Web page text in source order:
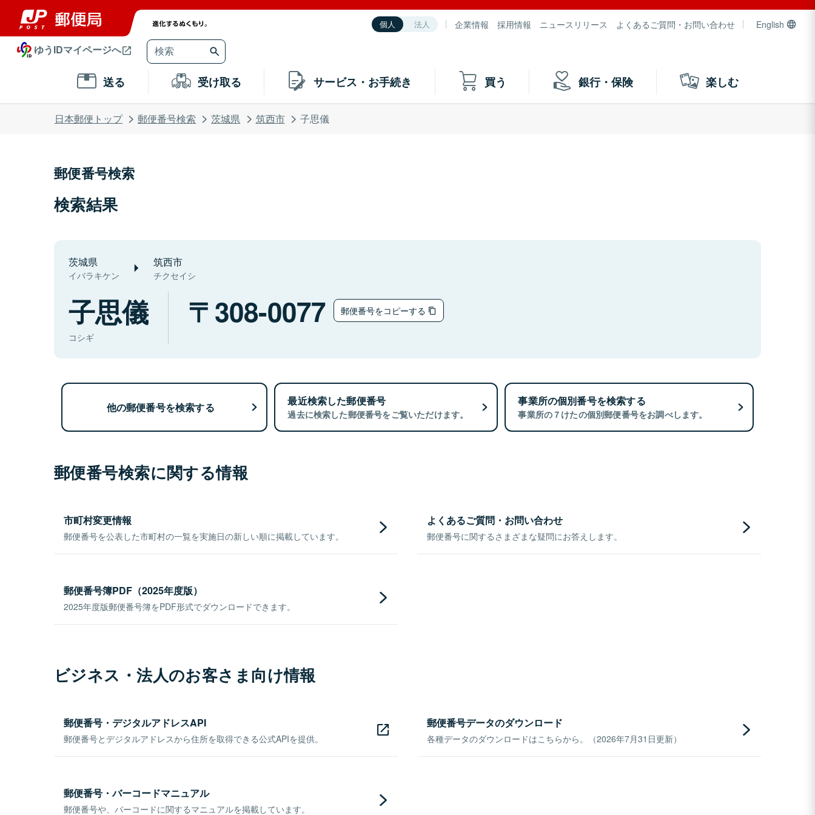
個人 法人 企業情報 採用情報 ニュースリリース よくあるご質問・お問い合わせ English
ゆうIDマイページへ
送る 受け取る サービス・お手続き 買う 銀行・保険 楽しむ
日本郵便トップ 郵便番号検索 茨城県 筑西市 子思儀
郵便番号検索
検索結果
茨城県
イバラキケン
筑西市
チクセイシ
子思儀
コシギ
308-0077 郵便番号をコピーする
他の郵便番号を検索する 最近検索した郵便番号
過去に検索した郵便番号をご覧いただけます。
事業所の個別番号を検索する
事業所の７けたの個別郵便番号をお調べします。
郵便番号検索に関する情報
市町村変更情報
郵便番号を公表した市町村の一覧を実施日の新しい順に掲載しています。
よくあるご質問・お問い合わせ
郵便番号に関するさまざまな疑問にお答えします。
郵便番号簿PDF（2025年度版）
2025年度版郵便番号簿をPDF形式でダウンロードできます。
ビジネス・法人のお客さま向け情報
郵便番号・デジタルアドレスAPI
郵便番号とデジタルアドレスから住所を取得できる公式APIを提供。
郵便番号データのダウンロード
各種データのダウンロードはこちらから。（2026年7月31日更新）
郵便番号・バーコードマニュアル
郵便番号や、バーコードに関するマニュアルを掲載しています。